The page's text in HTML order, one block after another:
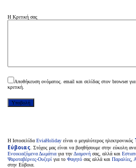
Η Κριτική σας
Αποθήκευση ονόματος. email και σελίδας στον browser
κριτική.
H Ιστοσελίδα EviaHoliday είναι ο μεγαλύτερος ηλεκτρονικός
Εύβοιας . Στόχος μας είναι να βοηθήσουμε στην εύκολη
Ενοικιαζόμενα Δωμάτια για τηνΔιαμονή σας, αλλά και
Ψαροταβέρνες-Ουζερί για το Φαγητό σας αλλά και Παραλίες
στην Εύβοια.